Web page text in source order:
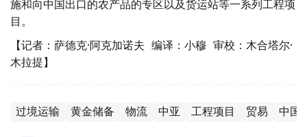
施和向中国出口的农产品的专区以及货运站等一系列工程项
目。
【记者：萨德克·阿克加诺夫 编译：小穆 审校：木合塔尔·
木拉提】
过境运输 黄金储备 物流 中亚 工程项目 贸易 中国